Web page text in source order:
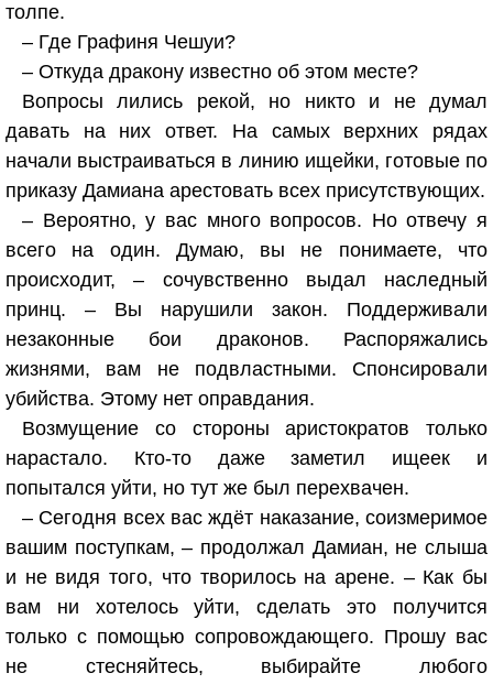
толпе.
– Где Графиня Чешуи?
– Откуда дракону известно об этом месте?
Вопросы лились рекой, но никто и не думал
давать на них ответ. На самых верхних рядах
начали выстраиваться в линию ищейки, готовые по
приказу Дамиана арестовать всех присутствующих.
– Вероятно, у вас много вопросов. Но отвечу я
всего на один. Думаю, вы не понимаете, что
происходит, – сочувственно выдал наследный
принц. – Вы нарушили закон. Поддерживали
незаконные бои драконов. Распоряжались
жизнями, вам не подвластными. Спонсировали
убийства. Этому нет оправдания.
Возмущение со стороны аристократов только
нарастало. Кто-то даже заметил ищеек и
попытался уйти, но тут же был перехвачен.
– Сегодня всех вас ждёт наказание, соизмеримое
вашим поступкам, – продолжал Дамиан, не слыша
и не видя того, что творилось на арене. – Как бы
вам ни хотелось уйти, сделать это получится
только с помощью сопровождающего. Прошу вас
не стесняйтесь, выбирайте любого